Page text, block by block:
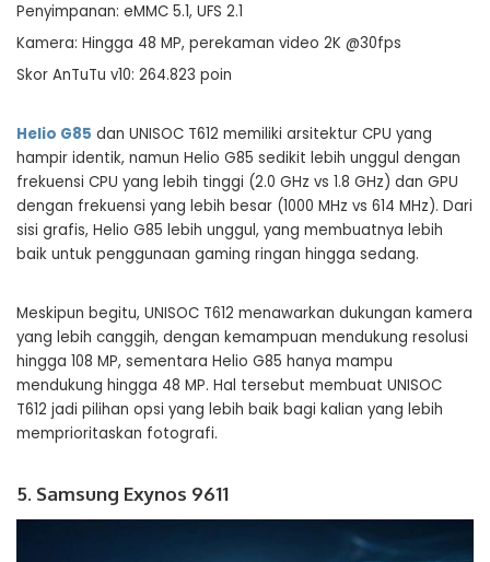
Penyimpanan: eMMC 5.1, UFS 2.1
Kamera: Hingga 48 MP, perekaman video 2K @30fps
Skor AnTuTu v10: 264.823 poin
Helio G85 dan UNISOC T612 memiliki arsitektur CPU yang
hampir identik, namun Helio G85 sedikit lebih unggul dengan
frekuensi CPU yang lebih tinggi (2.0 GHz vs 1.8 GHz) dan GPU
dengan frekuensi yang lebih besar (1000 MHz vs 614 MHz). Dari
sisi grafis, Helio G85 lebih unggul, yang membuatnya lebih
baik untuk penggunaan gaming ringan hingga sedang.
Meskipun begitu, UNISOC T612 menawarkan dukungan kamera
yang lebih canggih, dengan kemampuan mendukung resolusi
hingga 108 MP, sementara Helio G85 hanya mampu
mendukung hingga 48 MP. Hal tersebut membuat UNISOC
T612 jadi pilihan opsi yang lebih baik bagi kalian yang lebih
memprioritaskan fotografi.
5. Samsung Exynos 9611